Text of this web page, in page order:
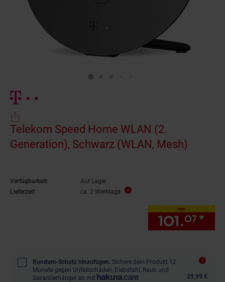
Telekom Speed Home WLAN (2.
Generation), Schwarz (WLAN, Mesh)
Verfügbarkeit:
Auf Lager
Lieferzeit:
ca. 2 Werktage
nur
101.07 *
Rundum-Schutz hinzufügen. Sichere dein Produkt 12
Monate gegen Unfallschäden, Diebstahl, Raub und
Garantiemängel ab mit
29,99 €